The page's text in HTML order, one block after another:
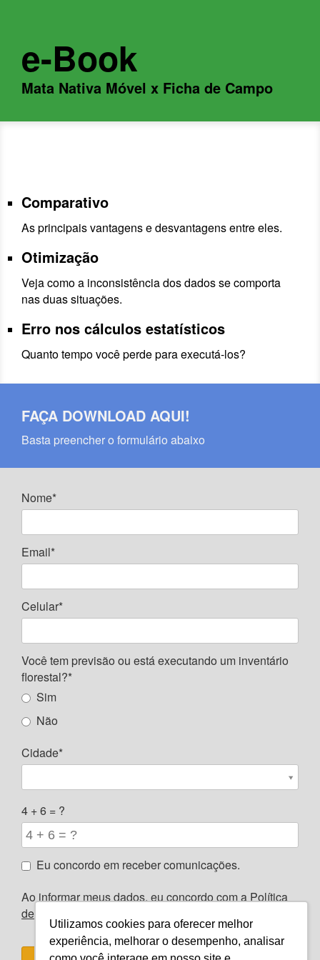
Utilizamos cookies para oferecer melhor
experiência, melhorar o desempenho, analisar
e-Book
Mata Nativa Móvel x Ficha de Campo
Comparativo
As principais vantagens e desvantagens entre eles.
Otimização
Veja como a inconsistência dos dados se comporta
nas duas situações.
Erro nos cálculos estatísticos
Quanto tempo você perde para executá-los?
FAÇA DOWNLOAD AQUI!
Basta preencher o formulário abaixo
Nome*
Email*
Celular*
Você tem previsão ou está executando um inventário
florestal?*
Sim
Não
Cidade*
i
d
a
d
*
4 + 6 = ?
Eu concordo em receber comunicações.
Ao informar meus dados, eu concordo com a Política
de Privacidade